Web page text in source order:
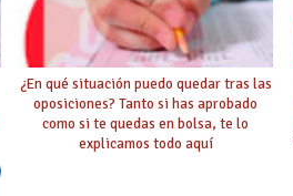
¿En qué situación puedo quedar tras las
oposiciones? Tanto si has aprobado
como si te quedas en bolsa, te lo
explicamos todo aquí